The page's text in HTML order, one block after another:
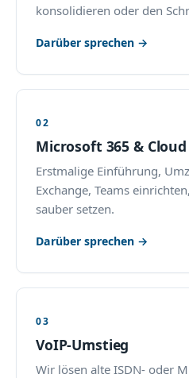
konsolidieren oder den
Darüber sprechen →
02
Microsoft 365 & Cloud
Erstmalige Einführung,
Exchange, Teams
sauber setzen.
Darüber sprechen →
03
VoIP-Umstieg
Wir lösen alte ISDN- oder